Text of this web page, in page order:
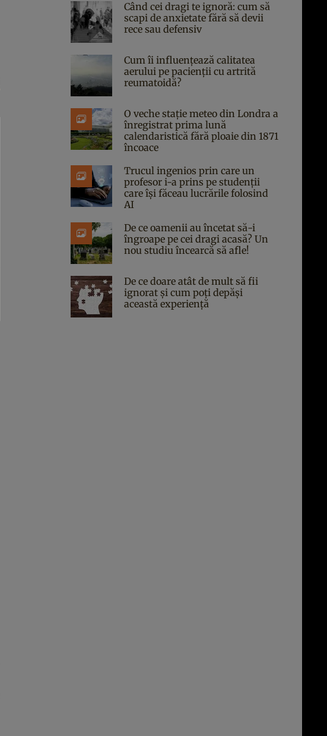
Când cei dragi te ignoră: cum să
scapi de anxietate fără să devii
rece sau defensiv
Cum îi influențează calitatea
aerului pe pacienții cu artrită
reumatoidă?
O veche stație meteo din Londra a
înregistrat prima lună
calendaristică fără ploaie din 1871
încoace
Trucul ingenios prin care un
profesor i-a prins pe studenții
care își făceau lucrările folosind
AI
De ce oamenii au încetat să-i
îngroape pe cei dragi acasă? Un
nou studiu încearcă să afle!
De ce doare atât de mult să fii
ignorat și cum poți depăși
această experiență